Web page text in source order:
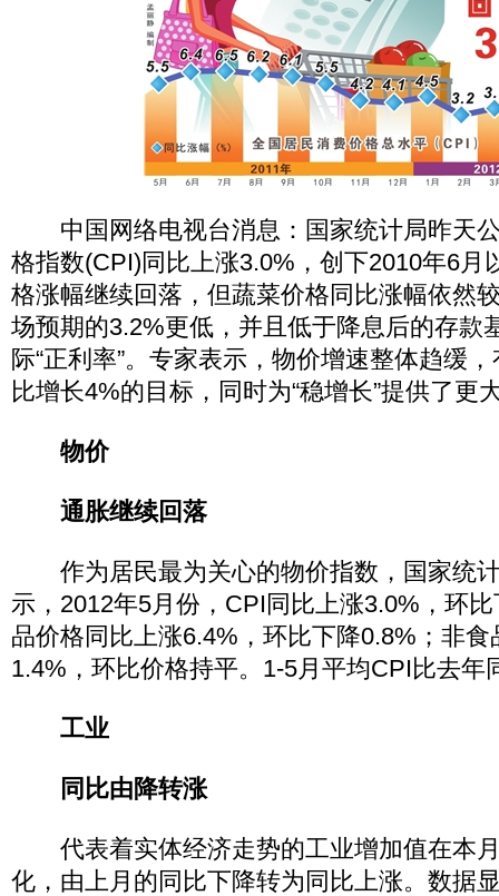
中国网络电视台消息：国家统计局昨天
格指数(CPI)同比上涨3.0%，创下2010年6月
格涨幅继续回落，但蔬菜价格同比涨幅依然
场预期的3.2%更低，并且低于降息后的存款
际“正利率”。专家表示，物价增速整体趋缓
比增长4%的目标，同时为“稳增长”提供了更
物价
通胀继续回落
作为居民最为关心的物价指数，国家统
示，2012年5月份，CPI同比上涨3.0%，环
品价格同比上涨6.4%，环比下降0.8%；非
1.4%，环比价格持平。1-5月平均CPI比去年
工业
同比由降转涨
代表着实体经济走势的工业增加值在本
化，由上月的同比下降转为同比上涨。数据